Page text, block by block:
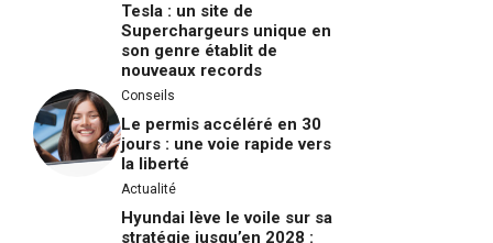
Tesla : un site de
Superchargeurs unique en
son genre établit de
nouveaux records
Conseils
Le permis accéléré en 30
jours : une voie rapide vers
la liberté
Actualité
Hyundai lève le voile sur sa
stratégie jusqu’en 2028 :